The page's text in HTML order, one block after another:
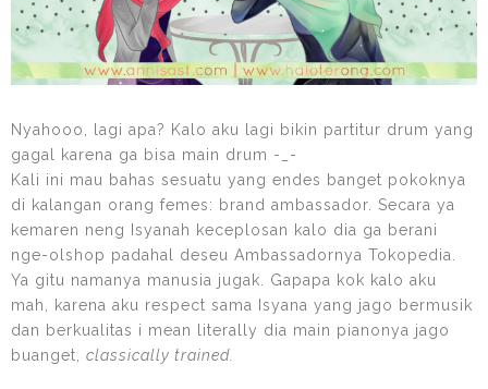
Nyahooo, lagi apa? Kalo aku lagi bikin partitur drum yang
gagal karena ga bisa main drum -_-
Kali ini mau bahas sesuatu yang endes banget pokoknya
di kalangan orang femes: brand ambassador. Secara ya
kemaren neng Isyanah keceplosan kalo dia ga berani
nge-olshop padahal deseu Ambassadornya Tokopedia.
Ya gitu namanya manusia jugak. Gapapa kok kalo aku
mah, karena aku respect sama Isyana yang jago bermusik
dan berkualitas i mean literally dia main pianonya jago
buanget, classically trained.